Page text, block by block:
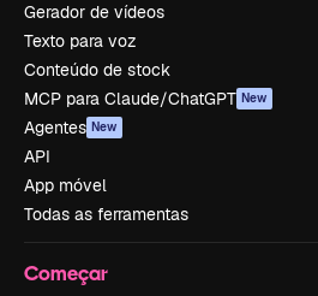
Gerador de vídeos
Texto para voz
Conteúdo de stock
MCP para Claude/ChatGPT New
Agentes New
API
App móvel
Todas as ferramentas
Começar